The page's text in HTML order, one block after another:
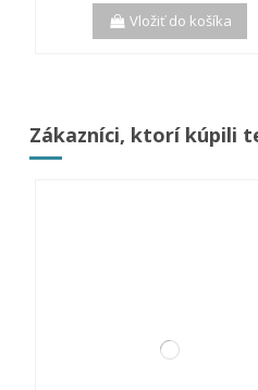
Vložiť do košíka
Zákazníci, ktorí kúpili